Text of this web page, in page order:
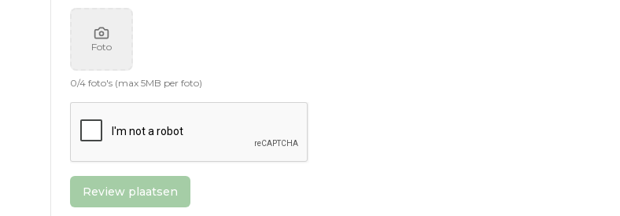
Foto
0/4 foto's (max 5MB per foto)
Review plaatsen